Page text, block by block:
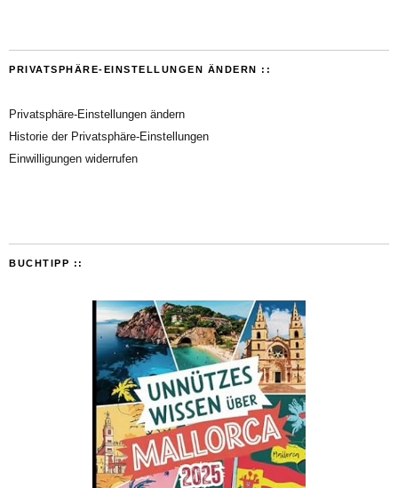
PRIVATSPHÄRE-EINSTELLUNGEN ÄNDERN ::
Privatsphäre-Einstellungen ändern
Historie der Privatsphäre-Einstellungen
Einwilligungen widerrufen
BUCHTIPP ::